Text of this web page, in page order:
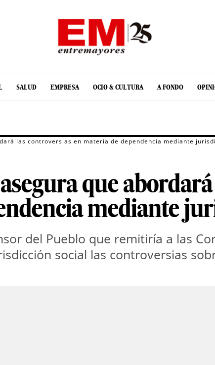
SALUD EMPRESA OCIO & CULTURA A FONDO
las controversias en materia de dependencia mediante
que
mediante
del Pueblo que remitiría a las
social las controversias